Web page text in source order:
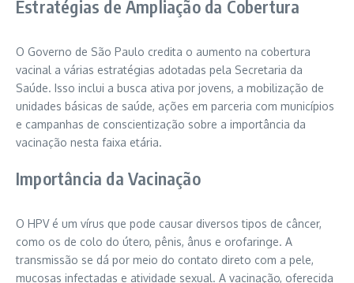
Estratégias de Ampliação da Cobertura
O Governo de São Paulo credita o aumento na cobertura
vacinal a várias estratégias adotadas pela Secretaria da
Saúde. Isso inclui a busca ativa por jovens, a mobilização de
unidades básicas de saúde, ações em parceria com municípios
e campanhas de conscientização sobre a importância da
vacinação nesta faixa etária.
Importância da Vacinação
O HPV é um vírus que pode causar diversos tipos de câncer,
como os de colo do útero, pênis, ânus e orofaringe. A
transmissão se dá por meio do contato direto com a pele,
mucosas infectadas e atividade sexual. A vacinação, oferecida